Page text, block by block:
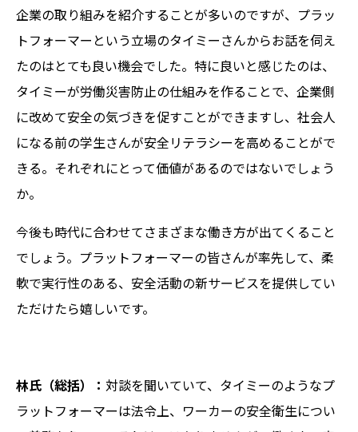
企業の取り組みを紹介することが多いのですが、プラッ
トフォーマーという立場のタイミーさんからお話を伺え
たのはとても良い機会でした。特に良いと感じたのは、
タイミーが労働災害防止の仕組みを作ることで、企業側
に改めて安全の気づきを促すことができますし、社会人
になる前の学生さんが安全リテラシーを高めることがで
きる。それぞれにとって価値があるのではないでしょう
か。
今後も時代に合わせてさまざまな働き方が出てくること
でしょう。プラットフォーマーの皆さんが率先して、柔
軟で実行性のある、安全活動の新サービスを提供してい
ただけたら嬉しいです。
林氏（総括）： 対談を聞いていて、タイミーのようなプ
ラットフォーマーは法令上、ワーカーの安全衛生につい